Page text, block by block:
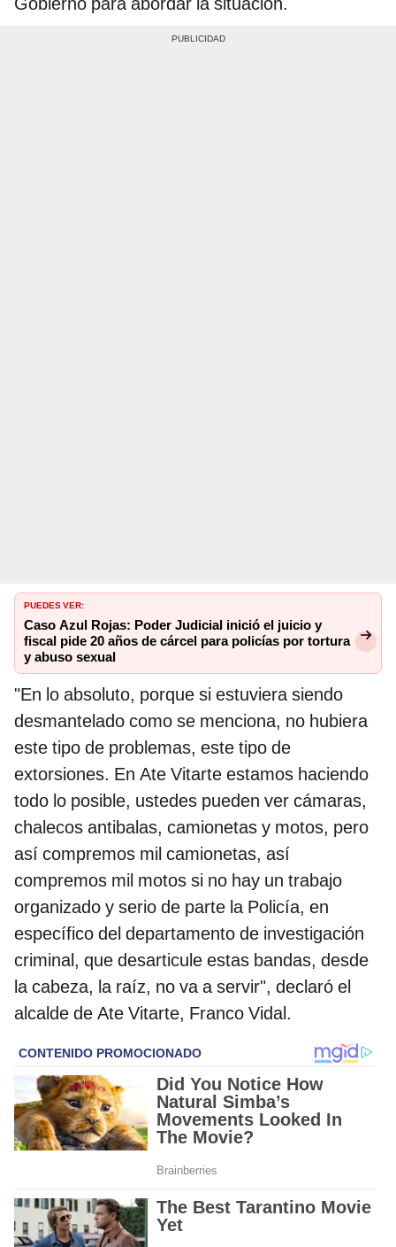
PUEDES VER:
Caso Azul Rojas: Poder Judicial inició el juicio y
fiscal pide 20 años de cárcel para policías por tortura
y abuso sexual
"En lo absoluto, porque si estuviera siendo
desmantelado como se menciona, no hubiera
este tipo de problemas, este tipo de
extorsiones. En Ate Vitarte estamos haciendo
todo lo posible, ustedes pueden ver cámaras,
chalecos antibalas, camionetas y motos, pero
así compremos mil camionetas, así
compremos mil motos si no hay un trabajo
organizado y serio de parte la Policía, en
específico del departamento de investigación
criminal, que desarticule estas bandas, desde
la cabeza, la raíz, no va a servir", declaró el
alcalde de Ate Vitarte, Franco Vidal.